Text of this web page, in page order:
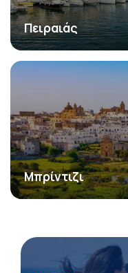
Πειραιάς
Μπρίντιζι